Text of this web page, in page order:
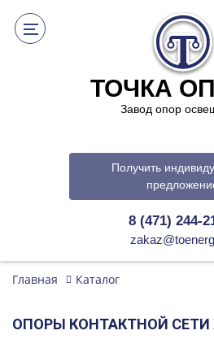
ТОЧКА
Завод опор
Получить
8 (471) 244-
Главная Каталог
ОПОРЫ КОНТАКТНОЙ